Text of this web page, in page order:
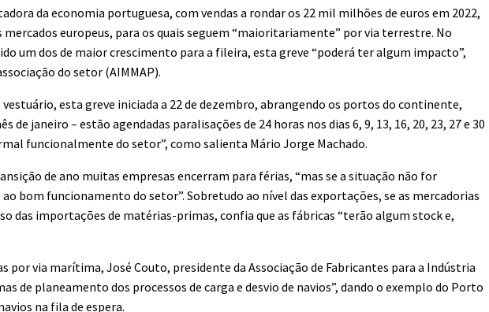
da economia portuguesa, com vendas a rondar os 22 mil milhões de euros em 2022,
europeus, para os quais seguem “maioritariamente” por via terrestre. No
um dos de maior crescimento para a fileira, esta greve “poderá ter algum impacto”,
do setor (AIMMAP).
esta greve iniciada a 22 de dezembro, abrangendo os portos do continente,
de janeiro – estão agendadas paralisações de 24 horas nos dias 6, 9, 13, 16, 20, 23, 27 e 30
funcionalmente do setor”, como salienta Mário Jorge Machado.
de ano muitas empresas encerram para férias, “mas se a situação não for
bom funcionamento do setor”. Sobretudo ao nível das exportações, se as mercadorias
das importações de matérias-primas, confia que as fábricas “terão algum stock e,
por via marítima, José Couto, presidente da Associação de Fabricantes para a Indústria
de planeamento dos processos de carga e desvio de navios”, dando o exemplo do Porto
na fila de espera.